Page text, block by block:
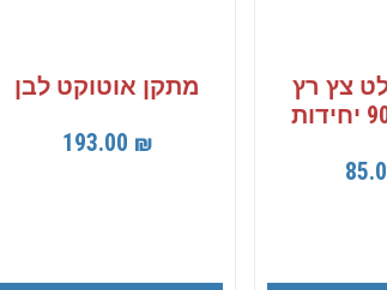
צץ רץ
מתקן אוטוקט לבן
193.00 ₪